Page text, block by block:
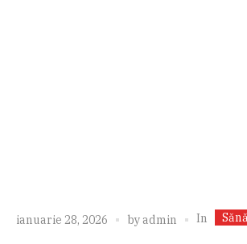
ianuarie 28, 2026 byadmin In